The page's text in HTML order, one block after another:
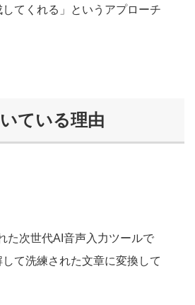
てくれる」というアプローチ
ている理由
た次世代AI音声入力ツールで
て洗練された文章に変換して